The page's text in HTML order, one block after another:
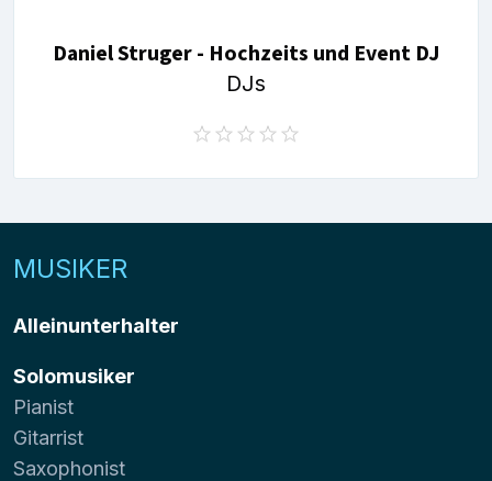
Daniel Struger - Hochzeits und Event DJ
DJs
MUSIKER
Alleinunterhalter
Solomusiker
Pianist
Gitarrist
Saxophonist